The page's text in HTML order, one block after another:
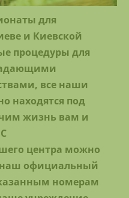
для
и Киевской
процедуры для
все наши
находятся под
жизнь вам и
центра можно
наш официальный
номерам